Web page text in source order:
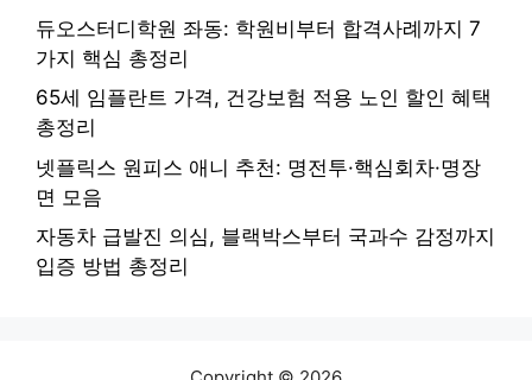
듀오스터디학원 좌동: 학원비부터 합격사례까지 7
가지 핵심 총정리
65세 임플란트 가격, 건강보험 적용 노인 할인 혜택
총정리
넷플릭스 원피스 애니 추천: 명전투·핵심회차·명장
면 모음
자동차 급발진 의심, 블랙박스부터 국과수 감정까지
입증 방법 총정리